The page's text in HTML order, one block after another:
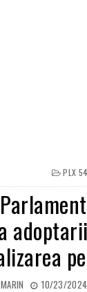
PLX
10/23/